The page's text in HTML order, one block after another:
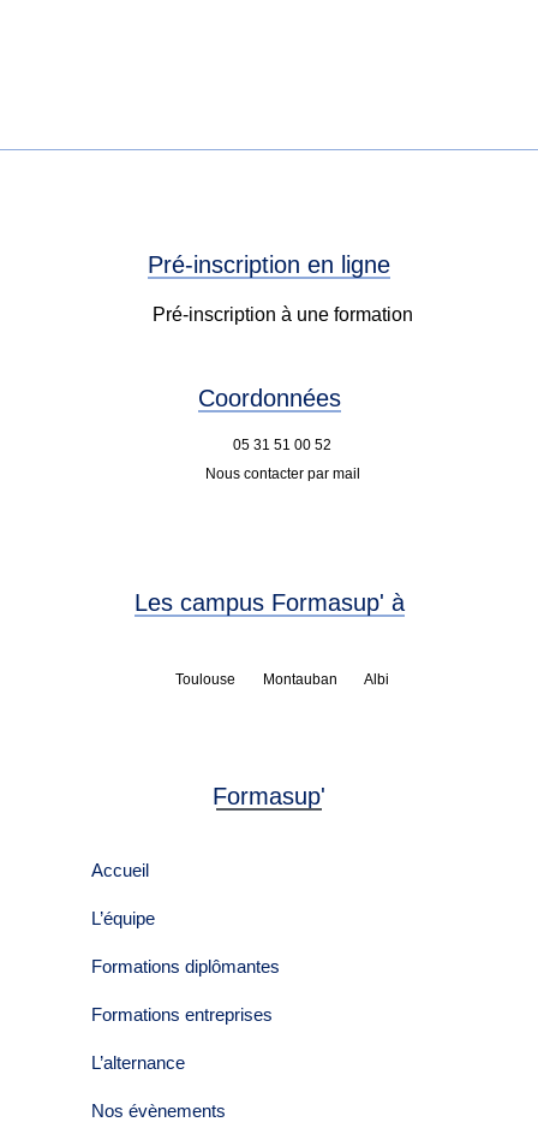
Formasup'
Accueil
L’équipe
Formations diplômantes
Formations entreprises
L’alternance
Nos évènements
Pré-inscription en ligne
Pré-inscription à une formation
Coordonnées
05 31 51 00 52
Nous contacter par mail
Les campus Formasup' à
Toulouse Montauban Albi